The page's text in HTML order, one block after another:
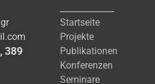
,389
Startseite
Projekte
Publikationen
Konferenzen
Seminare